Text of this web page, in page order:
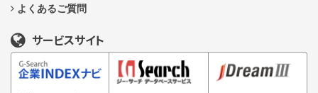
よくあるご質問
サービスサイト